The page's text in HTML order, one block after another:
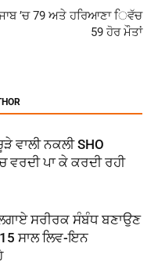
’ਚ 79 ਅਤੇ ਹਰਿਆਣਾ ਿਵੱਚ
59 ਹੋਰ ਮੌਤਾਂ
ਵਾਲੀ ਨਕਲੀ SHO
ਵਰਦੀ ਪਾ ਕੇ ਕਰਦੀ ਰਹੀ
ਸਰੀਰਕ ਸੰਬੰਧ ਬਣਾਉਣ
ਸਾਲ ਲਿਵ-ਇਨ